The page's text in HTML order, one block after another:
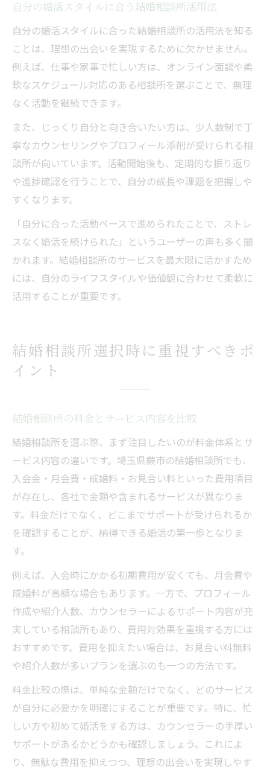
自分の婚活スタイルに合う結婚相談所活用法
自分の婚活スタイルに合った結婚相談所の活用法を知る
ことは、理想の出会いを実現するために欠かせません。
例えば、仕事や家事で忙しい方は、オンライン面談や柔
軟なスケジュール対応のある相談所を選ぶことで、無理
なく活動を継続できます。
また、じっくり自分と向き合いたい方は、少人数制で丁
寧なカウンセリングやプロフィール添削が受けられる相
談所が向いています。活動開始後も、定期的な振り返り
や進捗確認を行うことで、自分の成長や課題を把握しや
すくなります。
「自分に合った活動ペースで進められたことで、ストレ
スなく婚活を続けられた」というユーザーの声も多く聞
かれます。結婚相談所のサービスを最大限に活かすため
には、自分のライフスタイルや価値観に合わせて柔軟に
活用することが重要です。
結婚相談所選択時に重視すべきポ
イント
結婚相談所の料金とサービス内容を比較
結婚相談所を選ぶ際、まず注目したいのが料金体系とサ
ービス内容の違いです。埼玉県蕨市の結婚相談所でも、
入会金・月会費・成婚料・お見合い料といった費用項目
が存在し、各社で金額や含まれるサービスが異なりま
す。料金だけでなく、どこまでサポートが受けられるか
を確認することが、納得できる婚活の第一歩となりま
す。
例えば、入会時にかかる初期費用が安くても、月会費や
成婚料が高額な場合もあります。一方で、プロフィール
作成や紹介人数、カウンセラーによるサポート内容が充
実している相談所もあり、費用対効果を重視する方には
おすすめです。費用を抑えたい場合は、お見合い料無料
や紹介人数が多いプランを選ぶのも一つの方法です。
料金比較の際は、単純な金額だけでなく、どのサービス
が自分に必要かを明確にすることが重要です。特に、忙
しい方や初めて婚活をする方は、カウンセラーの手厚い
サポートがあるかどうかも確認しましょう。これによ
り、無駄な費用を抑えつつ、理想の出会いを実現しやす